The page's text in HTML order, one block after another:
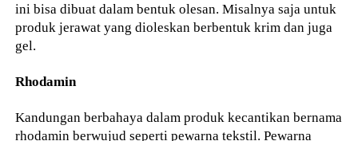
ini bisa dibuat dalam bentuk olesan. Misalnya saja untuk
produk jerawat yang dioleskan berbentuk krim dan juga
gel.
Rhodamin
Kandungan berbahaya dalam produk kecantikan bernama
rhodamin berwujud seperti pewarna tekstil. Pewarna